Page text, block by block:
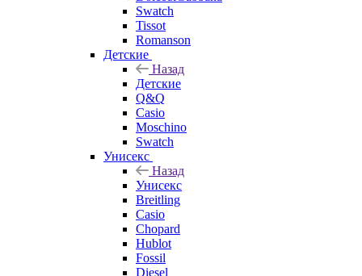
Swatch
Tissot
Romanson
Детские
Назад
Детские
Q&Q
Casio
Moschino
Swatch
Унисекс
Назад
Унисекс
Breitling
Casio
Chopard
Hublot
Fossil
Diesel